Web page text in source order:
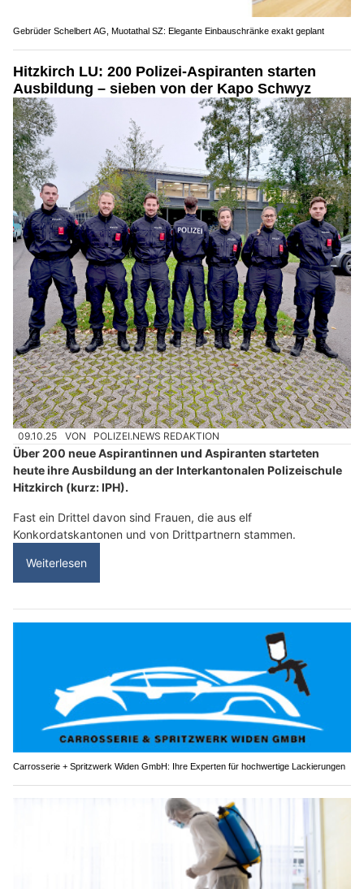
Gebrüder Schelbert AG, Muotathal SZ: Elegante Einbauschränke exakt geplant
Hitzkirch LU: 200 Polizei-Aspiranten starten
Ausbildung – sieben von der Kapo Schwyz
09.10.25 VON POLIZEI.NEWS REDAKTION
Über 200 neue Aspirantinnen und Aspiranten starteten
heute ihre Ausbildung an der Interkantonalen Polizeischule
Hitzkirch (kurz: IPH).
Fast ein Drittel davon sind Frauen, die aus elf
Konkordatskantonen und von Drittpartnern stammen.
Weiterlesen
Carrosserie + Spritzwerk Widen GmbH: Ihre Experten für hochwertige Lackierungen